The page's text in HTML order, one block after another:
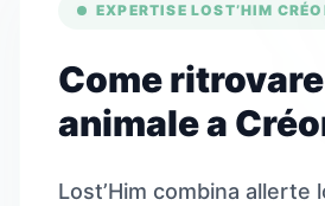
EXPERTISE LOST’HIM
Come
animale a
Lost’Him combina allerte